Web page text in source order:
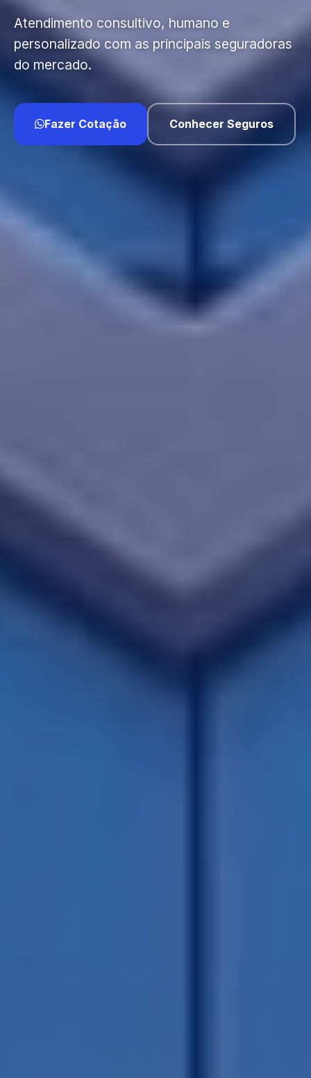
Atendimento consultivo, humano e
personalizado com as principais seguradoras
do mercado.
Fazer Cotação Conhecer Seguros